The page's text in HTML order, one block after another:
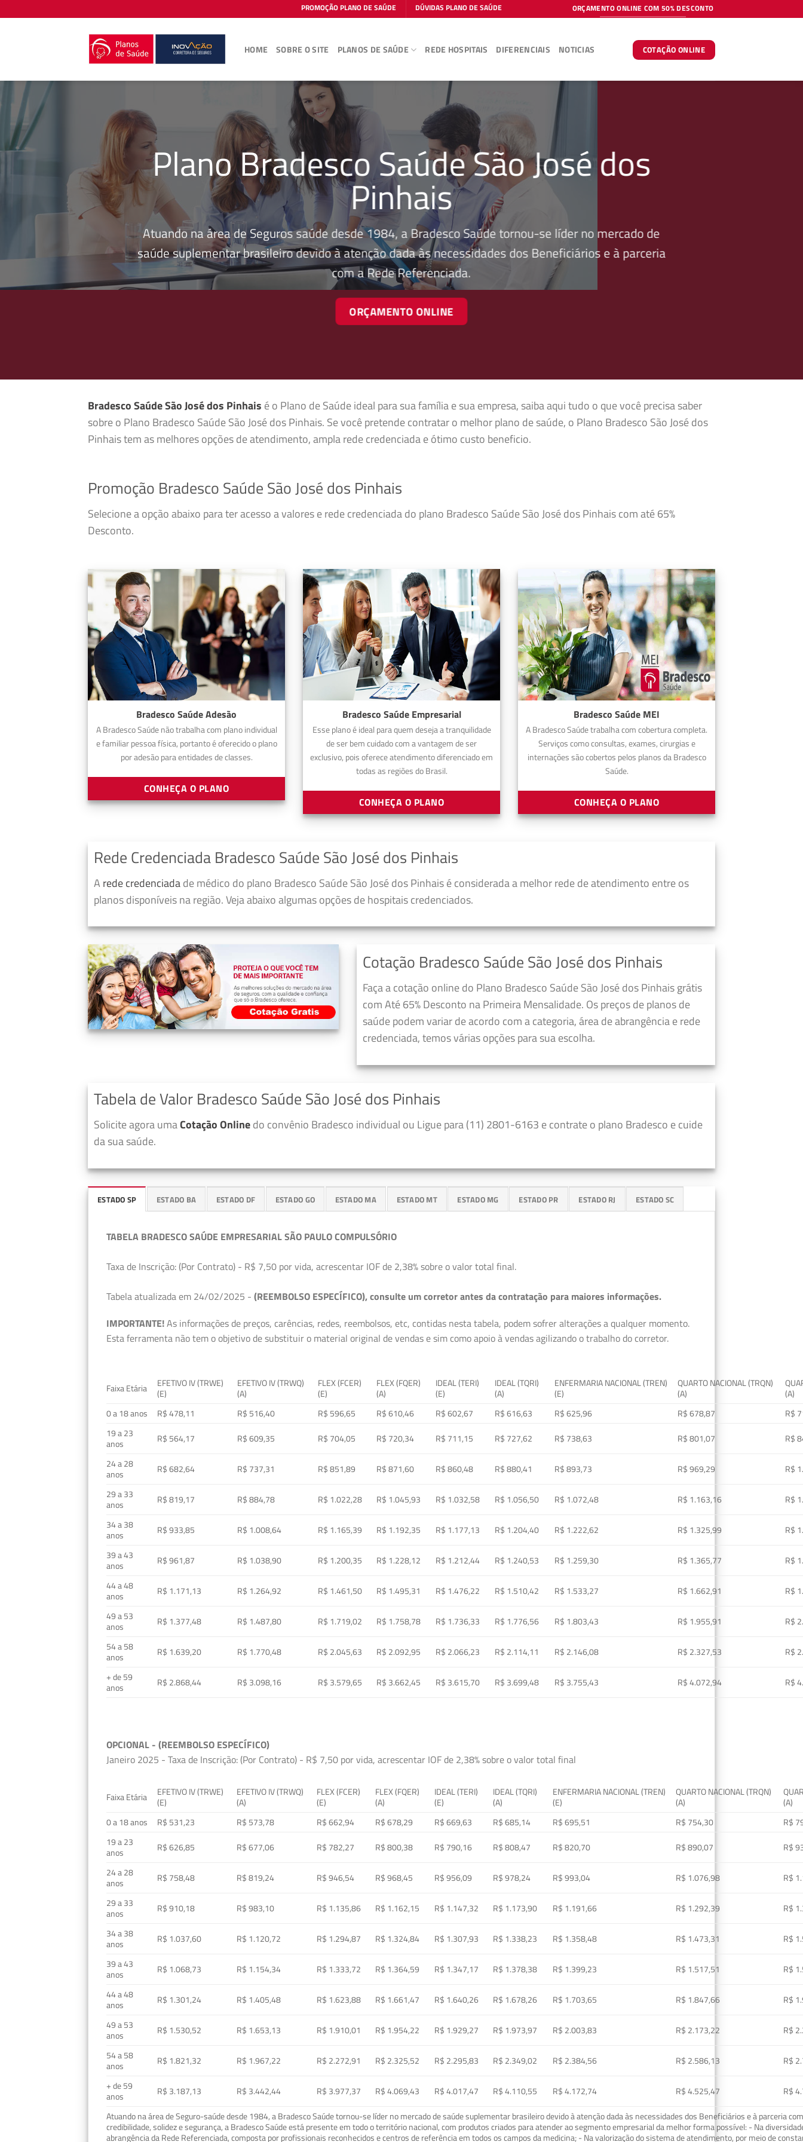
to
PROMOÇÃO PLANO DE SAÚDE DÚVIDAS PLANO DE SAÚDE ORÇAMENTO ONLINE COM 50% DESCONTO
HOME SOBRE O SITE PLANOS DE SAÚDE REDE HOSPITAIS DIFERENCIAIS NOTICIAS COTAÇÃO ONLINE
Plano Bradesco Saúde São José dos
Pinhais
Atuando na área de Seguros saúde desde 1984, a Bradesco Saúde tornou-se líder no mercado de
saúde suplementar brasileiro devido à atenção dada às necessidades dos Beneficiários e à parceria
com a Rede Referenciada.
ORÇAMENTO ONLINE
Bradesco Saúde São José dos Pinhais é o Plano de Saúde ideal para sua família e sua empresa, saiba aqui tudo o que você precisa saber
sobre o Plano Bradesco Saúde São José dos Pinhais. Se você pretende contratar o melhor plano de saúde, o Plano Bradesco São José dos
Pinhais tem as melhores opções de atendimento, ampla rede credenciada e ótimo custo beneficio.
Promoção Bradesco Saúde São José dos Pinhais
Selecione a opção abaixo para ter acesso a valores e rede credenciada do plano Bradesco Saúde São José dos Pinhais com até 65%
Desconto.
Bradesco Saúde Adesão
A Bradesco Saúde não trabalha com plano individual
e familiar pessoa física, portanto é oferecido o plano
por adesão para entidades de classes.
CONHEÇA O PLANO
Bradesco Saúde Empresarial
Esse plano é ideal para quem deseja a tranquilidade
de ser bem cuidado com a vantagem de ser
exclusivo, pois oferece atendimento diferenciado em
todas as regiões do Brasil.
CONHEÇA O PLANO
Bradesco Saúde MEI
A Bradesco Saúde trabalha com cobertura completa.
Serviços como consultas, exames, cirurgias e
internações são cobertos pelos planos da Bradesco
Saúde.
CONHEÇA O PLANO
Rede Credenciada Bradesco Saúde São José dos Pinhais
A rede credenciadade médico do plano Bradesco Saúde São José dos Pinhais é considerada a melhor rede de atendimento entre os
planos disponíveis na região. Veja abaixo algumas opções de hospitais credenciados.
Cotação Bradesco Saúde São José dos Pinhais
Faça a cotação online do Plano Bradesco Saúde São José dos Pinhais grátis
com Até 65% Desconto na Primeira Mensalidade. Os preços de planos de
saúde podem variar de acordo com a categoria, área de abrangência e rede
credenciada, temos várias opções para sua escolha.
Tabela de Valor Bradesco Saúde São José dos Pinhais
Solicite agora umaCotação Onlinedo convênio Bradesco individual ou Ligue para (11) 2801-6163 e contrate o plano Bradesco e cuide
da sua saúde.
ESTADO SP ESTADO BA ESTADO DF ESTADO GO ESTADO MA ESTADO MT ESTADO MG ESTADO PR ESTADO RJ ESTADO SC
TABELA BRADESCO SAÚDE EMPRESARIAL SÃO PAULO COMPULSÓRIO
Taxa de Inscrição: (Por Contrato) - R$ 7,50 por vida, acrescentar IOF de 2,38% sobre o valor total final.
Tabela atualizada em 24/02/2025 - (REEMBOLSO ESPECÍFICO), consulte um corretor antes da contratação para maiores informações.
IMPORTANTE!As informações de preços, carências, redes, reembolsos, etc, contidas nesta tabela, podem sofrer alterações a qualquer momento.
Esta ferramenta não tem o objetivo de substituir o material original de vendas e sim como apoio à vendas agilizando o trabalho do corretor.
Faixa Etária
EFETIVO IV (TRWE)
(E)
EFETIVO IV (TRWQ)
(A)
FLEX (FCER)
(E)
FLEX (FQER)
(A)
IDEAL (TERI)
(E)
IDEAL (TQRI)
(A)
ENFERMARIA NACIONAL (TREN)
(E)
QUARTO NACIONAL (TRQN)
(A)
(A)
0 a 18 anos
R$ 478,11 R$ 516,40 R$ 596,65 R$ 610,46 R$ 602,67 R$ 616,63 R$ 625,96 R$ 678,87
R$
19 a 23
anos
R$ 564,17 R$ 609,35 R$ 704,05 R$ 720,34 R$ 711,15 R$ 727,62 R$ 738,63 R$ 801,07
R$
24 a 28
anos
R$ 682,64 R$ 737,31 R$ 851,89 R$ 871,60 R$ 860,48 R$ 880,41 R$ 893,73 R$ 969,29
R$
29 a 33
anos
R$ 819,17 R$ 884,78 R$ 1.022,28 R$ 1.045,93 R$ 1.032,58 R$ 1.056,50 R$ 1.072,48 R$ 1.163,16
R$
34 a 38
anos
R$ 933,85 R$ 1.008,64 R$ 1.165,39 R$ 1.192,35 R$ 1.177,13 R$ 1.204,40 R$ 1.222,62 R$ 1.325,99
R$
39 a 43
anos
R$ 961,87 R$ 1.038,90 R$ 1.200,35 R$ 1.228,12 R$ 1.212,44 R$ 1.240,53 R$ 1.259,30 R$ 1.365,77
R$
44 a 48
anos
R$ 1.171,13 R$ 1.264,92 R$ 1.461,50 R$ 1.495,31 R$ 1.476,22 R$ 1.510,42 R$ 1.533,27 R$ 1.662,91
R$
49 a 53
anos
R$ 1.377,48 R$ 1.487,80 R$ 1.719,02 R$ 1.758,78 R$ 1.736,33 R$ 1.776,56 R$ 1.803,43 R$ 1.955,91
R$
54 a 58
anos
R$ 1.639,20 R$ 1.770,48 R$ 2.045,63 R$ 2.092,95 R$ 2.066,23 R$ 2.114,11 R$ 2.146,08 R$ 2.327,53
R$
+ de 59
anos
R$ 2.868,44 R$ 3.098,16 R$ 3.579,65 R$ 3.662,45 R$ 3.615,70 R$ 3.699,48 R$ 3.755,43 R$ 4.072,94 R$
OPCIONAL - (REEMBOLSO ESPECÍFICO)
Janeiro 2025 - Taxa de Inscrição: (Por Contrato) - R$ 7,50 por vida, acrescentar IOF de 2,38% sobre o valor total final
Faixa Etária
EFETIVO IV (TRWE)
(E)
EFETIVO IV (TRWQ)
(A)
FLEX (FCER)
(E)
FLEX (FQER)
(A)
IDEAL (TERI)
(E)
IDEAL (TQRI)
(A)
ENFERMARIA NACIONAL (TREN)
(E)
QUARTO NACIONAL (TRQN)
(A)
(A)
0 a 18 anos
R$ 531,23 R$ 573,78 R$ 662,94 R$ 678,29 R$ 669,63 R$ 685,14 R$ 695,51 R$ 754,30
R$
19 a 23
anos
R$ 626,85 R$ 677,06 R$ 782,27 R$ 800,38 R$ 790,16 R$ 808,47 R$ 820,70 R$ 890,07
R$
24 a 28
anos
R$ 758,48 R$ 819,24 R$ 946,54 R$ 968,45 R$ 956,09 R$ 978,24 R$ 993,04 R$ 1.076,98
R$
29 a 33
anos
R$ 910,18 R$ 983,10 R$ 1.135,86 R$ 1.162,15 R$ 1.147,32 R$ 1.173,90 R$ 1.191,66 R$ 1.292,39
R$
34 a 38
anos
R$ 1.037,60 R$ 1.120,72 R$ 1.294,87 R$ 1.324,84 R$ 1.307,93 R$ 1.338,23 R$ 1.358,48 R$ 1.473,31
R$
39 a 43
anos
R$ 1.068,73 R$ 1.154,34 R$ 1.333,72 R$ 1.364,59 R$ 1.347,17 R$ 1.378,38 R$ 1.399,23 R$ 1.517,51
R$
44 a 48
anos
R$ 1.301,24 R$ 1.405,48 R$ 1.623,88 R$ 1.661,47 R$ 1.640,26 R$ 1.678,26 R$ 1.703,65 R$ 1.847,66
R$
49 a 53
anos
R$ 1.530,52 R$ 1.653,13 R$ 1.910,01 R$ 1.954,22 R$ 1.929,27 R$ 1.973,97 R$ 2.003,83 R$ 2.173,22
R$
54 a 58
anos
R$ 1.821,32 R$ 1.967,22 R$ 2.272,91 R$ 2.325,52 R$ 2.295,83 R$ 2.349,02 R$ 2.384,56 R$ 2.586,13
R$
+ de 59
anos
R$ 3.187,13 R$ 3.442,44 R$ 3.977,37 R$ 4.069,43 R$ 4.017,47 R$ 4.110,55 R$ 4.172,74 R$ 4.525,47
R$
Atuando na área de Seguro-saúde desde 1984, a Bradesco Saúde tornou-se líder no mercado de saúde suplementar brasileiro devido à atenção dada às necessidades dos Beneficiários e à parceria
credibilidade, solidez e segurança, a Bradesco Saúde está presente em todo o território nacional, com produtos criados para atender ao segmento empresarial da melhor forma possível: - Na
abrangência da Rede Referenciada, composta por profissionais reconhecidos e centros de referência em todos os campos da medicina; - Na valorização do sistema de atendimento, por meio de